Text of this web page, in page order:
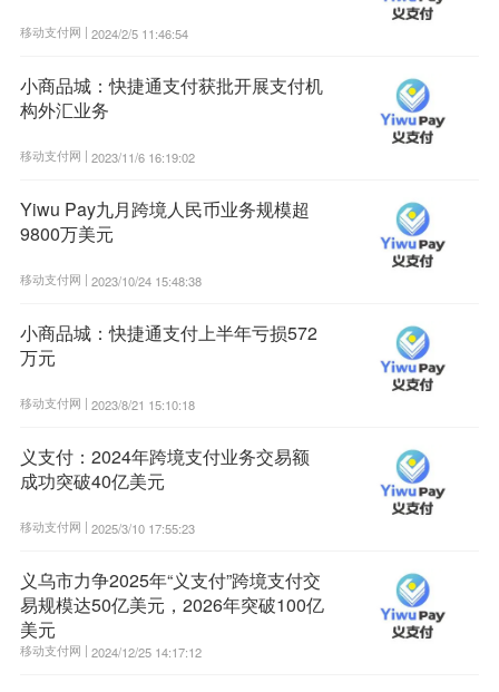
移动支付网 | 2024/2/5 11:46:54
小商品城：快捷通支付获批开展支付机
构外汇业务
移动支付网 | 2023/11/6 16:19:02
Yiwu Pay九月跨境人民币业务规模超
9800万美元
移动支付网 | 2023/10/24 15:48:38
小商品城：快捷通支付上半年亏损572
万元
移动支付网 | 2023/8/21 15:10:18
义支付：2024年跨境支付业务交易额
成功突破40亿美元
移动支付网 | 2025/3/10 17:55:23
义乌市力争2025年“义支付”跨境支付交
易规模达50亿美元，2026年突破100亿
美元
移动支付网 | 2024/12/25 14:17:12